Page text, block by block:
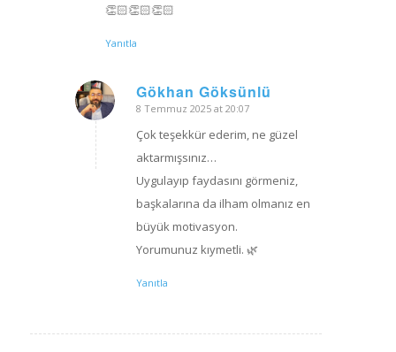
👏🏻👏🏻👏🏻
Yanıtla
Gökhan Göksünlü
says:
8 Temmuz 2025 at 20:07
Çok teşekkür ederim, ne güzel
aktarmışsınız…
Uygulayıp faydasını görmeniz,
başkalarına da ilham olmanız en
büyük motivasyon.
Yorumunuz kıymetli. 🌿
Yanıtla